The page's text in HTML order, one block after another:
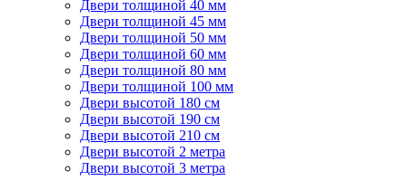
Двери толщиной 40 мм
Двери толщиной 45 мм
Двери толщиной 50 мм
Двери толщиной 60 мм
Двери толщиной 80 мм
Двери толщиной 100 мм
Двери высотой 180 см
Двери высотой 190 см
Двери высотой 210 см
Двери высотой 2 метра
Двери высотой 3 метра